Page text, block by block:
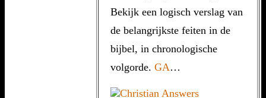
Bekijk een logisch verslag van
de belangrijkste feiten in de
bijbel, in chronologische
volgorde. GA …